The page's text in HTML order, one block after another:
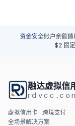
资金安全账户余额
$2 固
融达虚拟信
虚拟信用卡 · 跨境支付
全场景解决方案